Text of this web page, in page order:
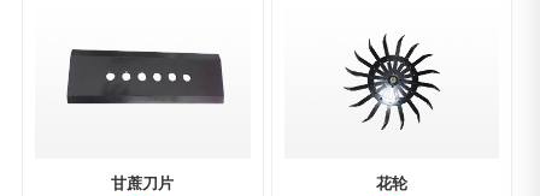
甘蔗刀片 花轮